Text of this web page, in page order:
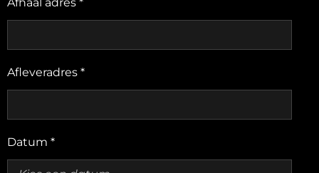
Afleveradres *
Datum *